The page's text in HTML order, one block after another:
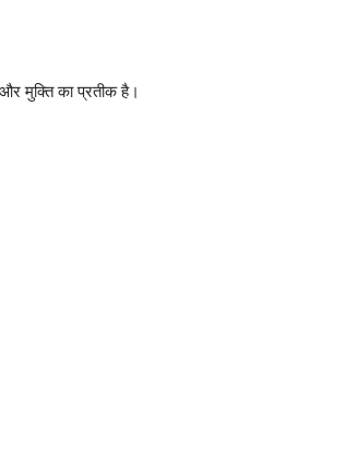
मुक्ति का प्रतीक है।